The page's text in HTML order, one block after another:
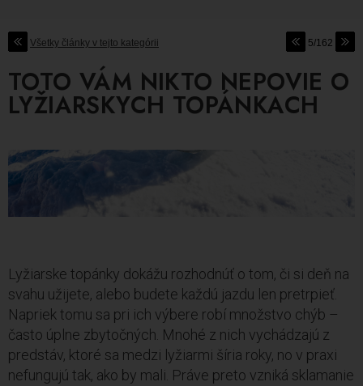
Všetky články v tejto kategórii 5/162
TOTO VÁM NIKTO NEPOVIE O
LYŽIARSKYCH TOPÁNKACH
Lyžiarske topánky dokážu rozhodnúť o tom, či si deň na
svahu užijete, alebo budete každú jazdu len pretrpieť.
Napriek tomu sa pri ich výbere robí množstvo chýb –
často úplne zbytočných. Mnohé z nich vychádzajú z
predstáv, ktoré sa medzi lyžiarmi šíria roky, no v praxi
nefungujú tak, ako by mali. Práve preto vzniká sklamanie